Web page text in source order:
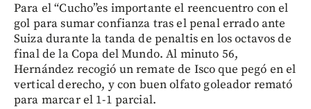
Para el “Cucho”es importante el reencuentro con el
gol para sumar confianza tras el penal errado ante
Suiza durante la tanda de penaltis en los octavos de
final de la Copa del Mundo. Al minuto 56,
Hernández recogió un remate de Isco que pegó en el
vertical derecho, y con buen olfato goleador remató
para marcar el 1-1 parcial.